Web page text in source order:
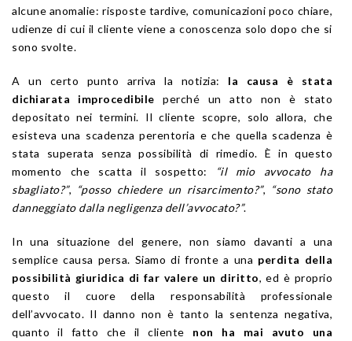
alcune anomalie: risposte tardive, comunicazioni poco chiare,
udienze di cui il cliente viene a conoscenza solo dopo che si
sono svolte.
A un certo punto arriva la notizia: la causa è stata
dichiarata improcedibile perché un atto non è stato
depositato nei termini. Il cliente scopre, solo allora, che
esisteva una scadenza perentoria e che quella scadenza è
stata superata senza possibilità di rimedio. È in questo
momento che scatta il sospetto:
“il mio avvocato ha
sbagliato?”, “posso chiedere un risarcimento?”, “sono stato
danneggiato dalla negligenza dell’avvocato?”.
In una situazione del genere, non siamo davanti a una
semplice causa persa. Siamo di fronte a una perdita della
possibilità giuridica di far valere un diritto, ed è proprio
questo il cuore della responsabilità professionale
dell’avvocato. Il danno non è tanto la sentenza negativa,
quanto il fatto che il cliente non ha mai avuto una